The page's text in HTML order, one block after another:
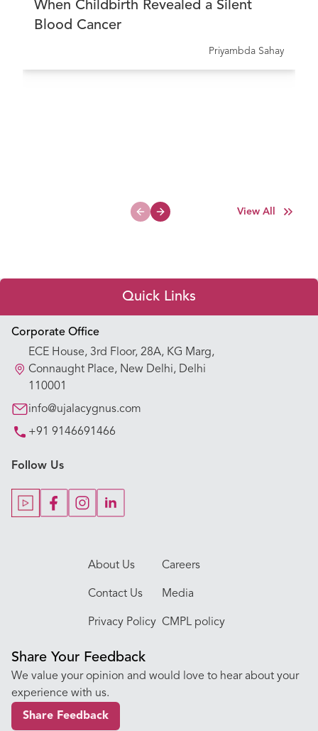
When Childbirth Revealed a Silent
Blood Cancer
Priyambda Sahay
Previous slide
Next slide
View All
Corporate Office
ECE House, 3rd Floor, 28A, KG Marg,
Connaught Place, New Delhi, Delhi
110001
info@ujalacygnus.com
+91 9146691466
Follow Us
About Us Careers
Contact Us Media
Privacy Policy CMPL policy
Quick Links
Appointment Booking
Our Hospitals
Our Specialties
Key Procedures
Our Blogs
Our Doctors
Share Your Feedback
We value your opinion and would love to hear about your
experience with us.
Share Feedback